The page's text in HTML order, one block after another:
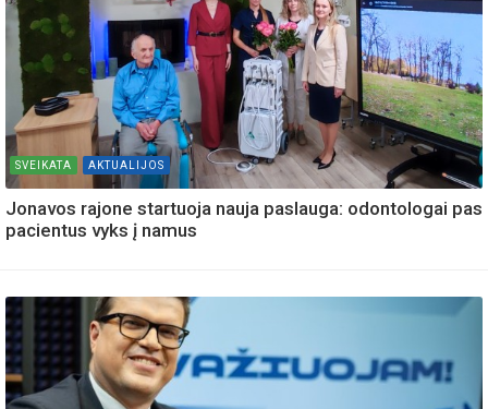
SVEIKATA AKTUALIJOS
Jonavos rajone startuoja nauja paslauga: odontologai pas
pacientus vyks į namus